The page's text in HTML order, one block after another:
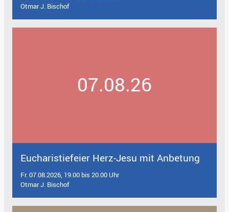
Otmar J. Bischof
07.08.26
Eucharistiefeier Herz-Jesu mit Anbetung
Fr. 07.08.2026, 19.00 bis 20.00 Uhr
Otmar J. Bischof